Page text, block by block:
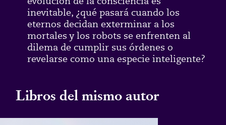
inevitable, ¿qué pasará cuando los
eternos decidan exterminar a los
mortales y los robots se enfrenten al
dilema de cumplir sus órdenes o
revelarse como una especie inteligente?
Libros del mismo autor